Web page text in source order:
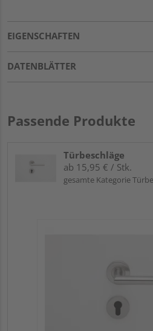
EIGENSCHAFTEN
DATENBLÄTTER
Passende Produkte
Türbeschläge
ab 15,95 € / Stk.
gesamte Kategorie